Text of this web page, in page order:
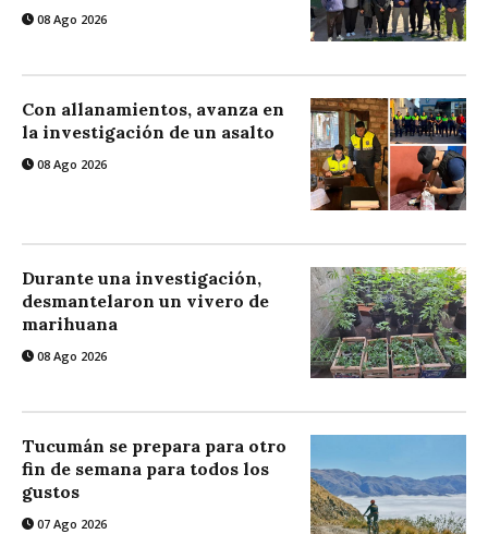
08 Ago 2026
Con allanamientos, avanza en
la investigación de un asalto
08 Ago 2026
Durante una investigación,
desmantelaron un vivero de
marihuana
08 Ago 2026
Tucumán se prepara para otro
fin de semana para todos los
gustos
07 Ago 2026